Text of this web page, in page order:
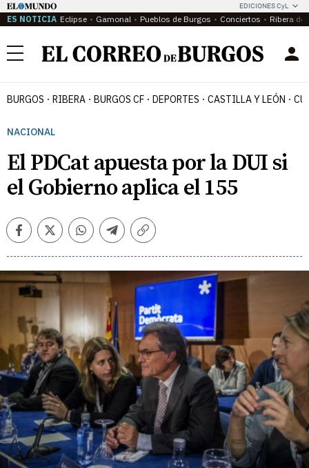
EDICIONES CyL
ES NOTICIA Eclipse Gamonal Pueblos de Burgos Conciertos Ribera del
Menú
BURGOS RIBERA BURGOS CF DEPORTES CASTILLA Y LEÓN
NACIONAL
El PDCat apuesta por la DUI si
el Gobierno aplica el 155
FacebookTwitterWhatsappTelegramCopiar